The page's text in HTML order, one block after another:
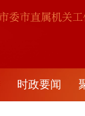
时政要闻